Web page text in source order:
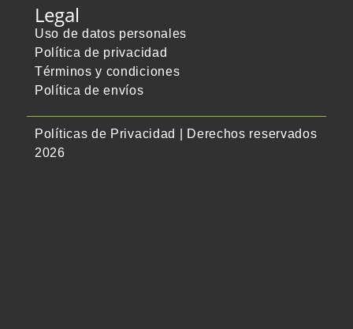
Legal
Uso de datos personales
Política de privacidad
Términos y condiciones
Política de envíos
Políticas de Privacidad | Derechos reservados
2026